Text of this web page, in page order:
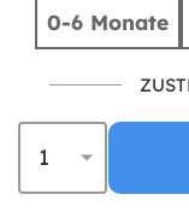
0-6 Monate